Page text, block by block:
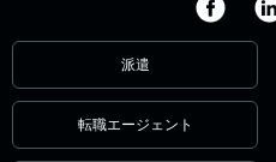
派遣
転職エージェント